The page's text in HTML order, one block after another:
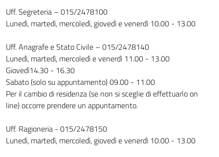
Uff. Segreteria – 015/2478100
Lunedì, martedì, mercoledì, giovedì e venerdì 10.00 - 13.00
Uff. Anagrafe e Stato Civile – 015/2478140
Lunedì, martedì, mercoledì e venerdì 11.00 - 13.00
Giovedì14.30 - 16.30
Sabato (solo su appuntamento) 09.00 - 11.00
Per il cambio di residenza (se non si sceglie di effettuarlo on
line) occorre prendere un appuntamento.
Uff. Ragioneria - 015/2478150
Lunedì, martedì, mercoledì, giovedì e venerdì 10.00 - 13.00